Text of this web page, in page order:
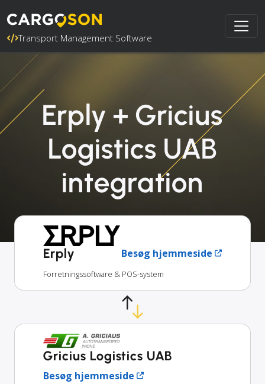
Transport Management Software
Erply + Gricius
Logistics UAB
integration
Erply Besøg hjemmeside
Forretningssoftware & POS-system
Gricius Logistics UAB
Besøg hjemmeside